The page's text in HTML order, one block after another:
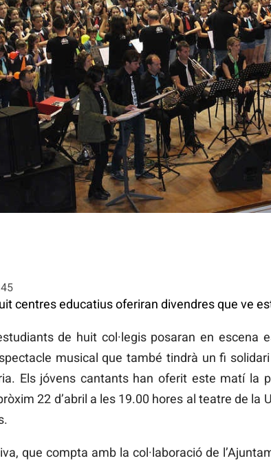
centres educatius oferiran divendres que ve
de huit col·legis posaran en escena
musical que també tindrà un fi
Els jóvens cantants han oferit este matí la
22 d’abril a les 19.00 hores al teatre de
que compta amb la col·laboració de